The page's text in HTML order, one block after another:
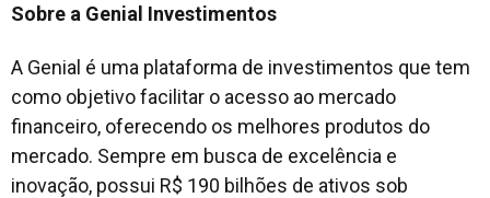
Sobre a Genial Investimentos
A Genial é uma plataforma de investimentos que tem
como objetivo facilitar o acesso ao mercado
financeiro, oferecendo os melhores produtos do
mercado. Sempre em busca de excelência e
inovação, possui R$ 190 bilhões de ativos sob